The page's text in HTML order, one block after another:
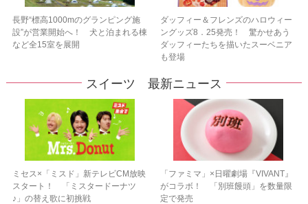
長野“標高1000mのグランピング施
設”が営業開始へ！ 犬と泊まれる棟
など全15室を展開
ダッフィー＆フレンズのハロウィー
ングッズ8．25発売！ 驚かせあう
ダッフィーたちを描いたスーベニア
も登場
スイーツ 最新ニュース
ミセス×「ミスド」新テレビCM放映
スタート！ 「ミスタードーナツ
♪」の替え歌に初挑戦
「ファミマ」×日曜劇場『VIVANT』
がコラボ！ 「別班饅頭」を数量限
定で発売